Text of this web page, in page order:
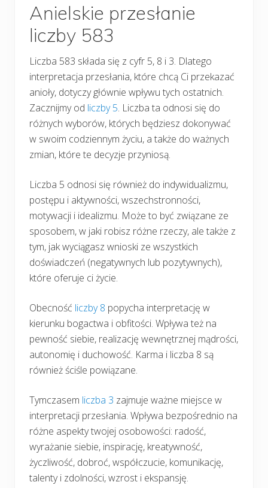
Anielskie przesłanie
liczby 583
Liczba 583 składa się z cyfr 5, 8 i 3. Dlatego
interpretacja przesłania, które chcą Ci przekazać
anioły, dotyczy głównie wpływu tych ostatnich.
Zacznijmy od liczby 5. Liczba ta odnosi się do
różnych wyborów, których będziesz dokonywać
w swoim codziennym życiu, a także do ważnych
zmian, które te decyzje przyniosą.
Liczba 5 odnosi się również do indywidualizmu,
postępu i aktywności, wszechstronności,
motywacji i idealizmu. Może to być związane ze
sposobem, w jaki robisz różne rzeczy, ale także z
tym, jak wyciągasz wnioski ze wszystkich
doświadczeń (negatywnych lub pozytywnych),
które oferuje ci życie.
Obecność liczby 8 popycha interpretację w
kierunku bogactwa i obfitości. Wpływa też na
pewność siebie, realizację wewnętrznej mądrości,
autonomię i duchowość. Karma i liczba 8 są
również ściśle powiązane.
Tymczasem liczba 3 zajmuje ważne miejsce w
interpretacji przesłania. Wpływa bezpośrednio na
różne aspekty twojej osobowości: radość,
wyrażanie siebie, inspirację, kreatywność,
życzliwość, dobroć, współczucie, komunikację,
talenty i zdolności, wzrost i ekspansję.